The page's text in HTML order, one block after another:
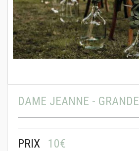
DAME JEANNE - GRANDE
PRIX 10€